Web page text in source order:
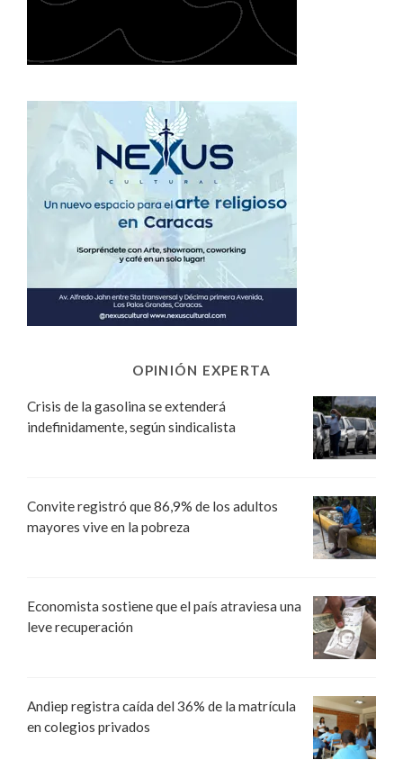
OPINIÓN EXPERTA
Crisis de la gasolina se extenderá
indefinidamente, según sindicalista
Convite registró que 86,9% de los adultos
mayores vive en la pobreza
Economista sostiene que el país atraviesa una
leve recuperación
Andiep registra caída del 36% de la matrícula
en colegios privados